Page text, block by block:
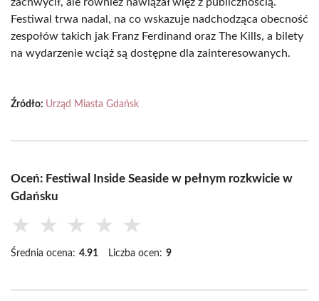
Festiwal trwa nadal, na co wskazuje nadchodząca obecność
zespołów takich jak Franz Ferdinand oraz The Kills, a bilety
na wydarzenie wciąż są dostępne dla zainteresowanych.
Źródło: Urząd Miasta Gdańsk
Oceń: Festiwal Inside Seaside w pełnym rozkwicie w
Gdańsku
★ ★ ★ ★ ★
Średnia ocena: 4.91 Liczba ocen: 9